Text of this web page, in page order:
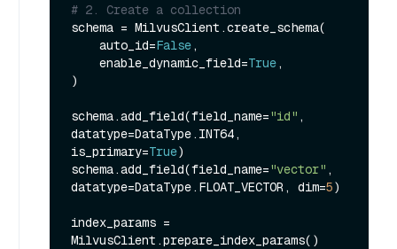
# 2. Create a collection
schema = MilvusClient.create_schema(
    auto_id=
False,
    enable_dynamic_field=
True,
)
schema.add_field(field_name="id" ,
datatype=DataType.INT64,
is_primary=True)
schema.add_field(field_name="vector" ,
datatype=DataType.FLOAT_VECTOR, dim=5)
index_params =
MilvusClient.prepare_index_params()